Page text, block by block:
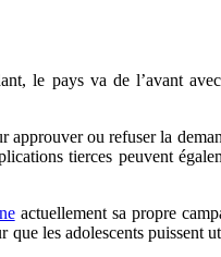
le pays va de l’avant
ou refuser la
tierces peuvent
actuellement sa propre
les adolescents puissent